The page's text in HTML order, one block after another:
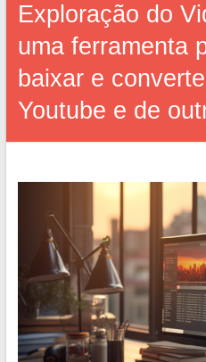
Exploração do
uma ferramenta
baixar e
Youtube e de